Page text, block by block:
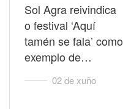
Sol Agra reivindica
o festival ‘Aquí
tamén se fala’ como
exemplo de…
02 de xuño